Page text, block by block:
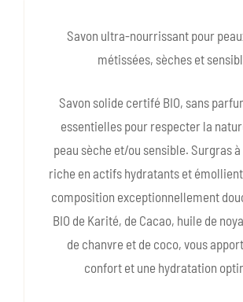
Savon ultra-nourrissant pour
métissées, sèches et
Savon solide certifé BIO, sans
essentielles pour respecter la
peau sèche et/ou sensible. Surgras à
riche en actifs hydratants et
composition exceptionnellement
BIO de Karité, de Cacao, huile de
de chanvre et de coco, vous
confort et une hydratation